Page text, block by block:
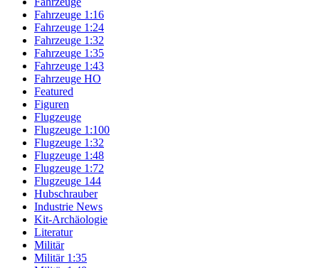
Fahrzeuge 1:16
Fahrzeuge 1:24
Fahrzeuge 1:32
Fahrzeuge 1:35
Fahrzeuge 1:43
Fahrzeuge HO
Featured
Figuren
Flugzeuge
Flugzeuge 1:100
Flugzeuge 1:32
Flugzeuge 1:48
Flugzeuge 1:72
Flugzeuge 144
Hubschrauber
Industrie News
Kit-Archäologie
Literatur
Militär
Militär 1:35